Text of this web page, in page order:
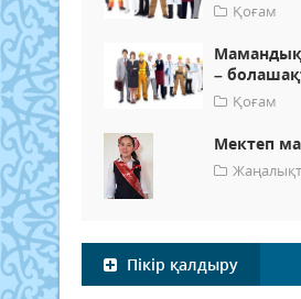
Қоғам
–
Қоғам
Мектеп
Пікір қалдыру